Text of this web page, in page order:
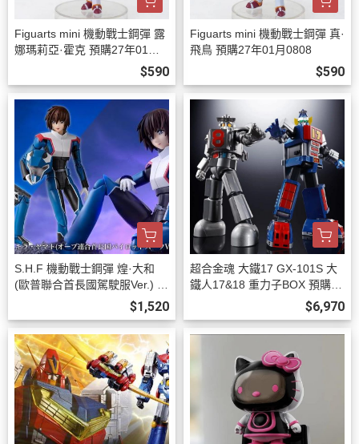
Figuarts mini 機動戰士鋼彈 露
娜瑪莉亞·霍克 預購27年01月0
$590
Figuarts mini 機動戰士鋼彈 真·
飛鳥 預購27年01月0808
$590
S.H.F 機動戰士鋼彈 煌·大和
(歐普聯合首長國駕駛服Ver.) 預
$1,520
超合金魂 大鐵17 GX-101S 大
鐵人17&18 重力子BOX 預購27
$6,970